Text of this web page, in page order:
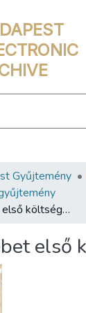
Gyűjtemény
Pesterzsébet első költségvetése
első